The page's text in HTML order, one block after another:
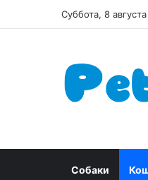
Суббота, 8
Собаки